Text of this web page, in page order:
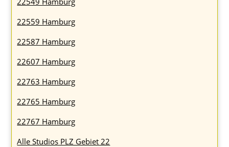
22559 Hamburg
22587 Hamburg
22607 Hamburg
22763 Hamburg
22765 Hamburg
22767 Hamburg
Alle Studios PLZ Gebiet 22